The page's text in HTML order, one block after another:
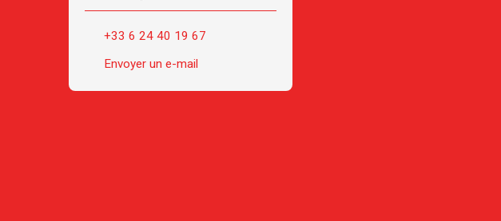
+33 6 24 40 19 67
Envoyer un e-mail